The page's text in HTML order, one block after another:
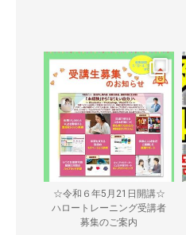
☆令和６年5月21日開講☆
ハロートレーニング受講者
募集のご案内